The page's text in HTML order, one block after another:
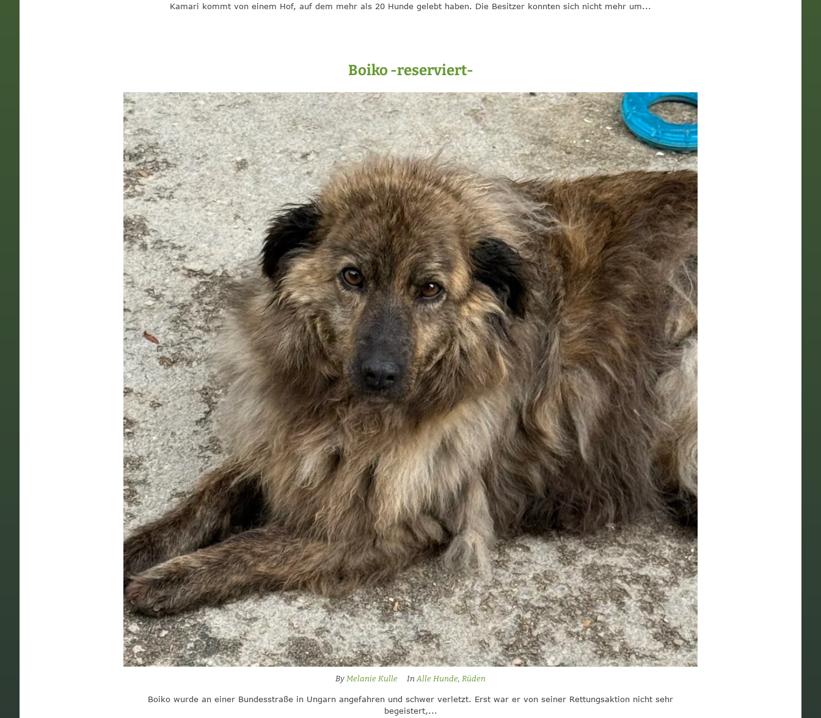
Kamari kommt von einem Hof, auf dem mehr als 20 Hunde gelebt haben. Die Besitzer konnten sich nicht mehr um...
Boiko -reserviert-
By Melanie Kulle InAlle Hunde, Rüden
Boiko wurde an einer Bundesstraße in Ungarn angefahren und schwer verletzt. Erst war er von seiner Rettungsaktion nicht sehr
begeistert,...